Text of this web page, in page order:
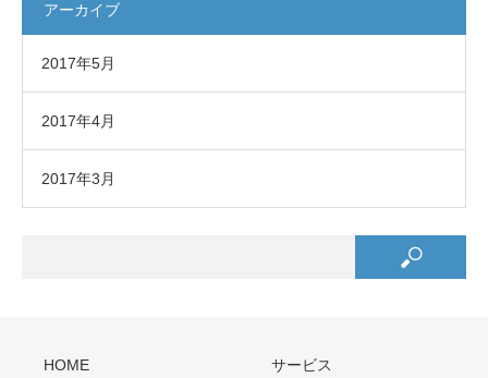
アーカイブ
2017年5月
2017年4月
2017年3月
HOME サービス